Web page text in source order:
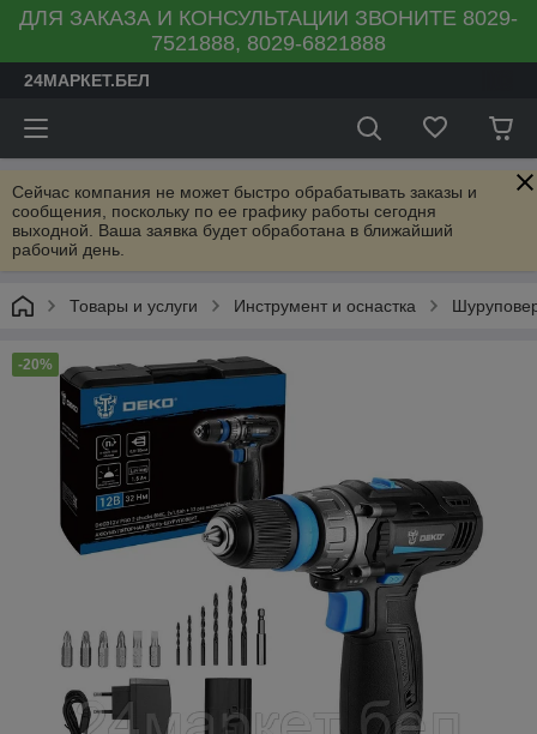
ДЛЯ ЗАКАЗА И КОНСУЛЬТАЦИИ ЗВОНИТЕ 8029-
7521888, 8029-6821888
24МАРКЕТ.БЕЛ
Сейчас компания не может быстро обрабатывать заказы и
сообщения, поскольку по ее графику работы сегодня
выходной. Ваша заявка будет обработана в ближайший
рабочий день.
Товары и услуги Инструмент и оснастка
-20%